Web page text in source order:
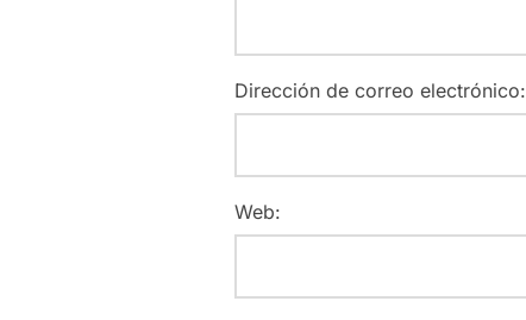
Dirección de correo electrónico:
Web: